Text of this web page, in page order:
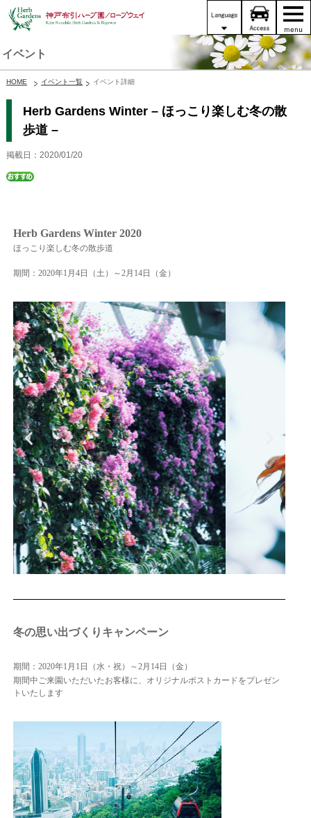
イベント
HOME イベント一覧 イベント詳細
Herb Gardens Winter – ほっこり楽しむ冬の散
歩道 –
掲載日：2020/01/20
Herb Gardens Winter 2020
ほっこり楽しむ冬の散歩道
期間：2020年1月4日（土）～2月14日（金）
冬の思い出づくりキャンペーン
期間：2020年1月1日（水・祝）～2月14日（金）
期間中ご来園いただいたお客様に、オリジナルポストカードをプレゼン
トいたします